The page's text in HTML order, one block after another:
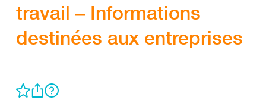
travail – Informations
destinées aux entreprises